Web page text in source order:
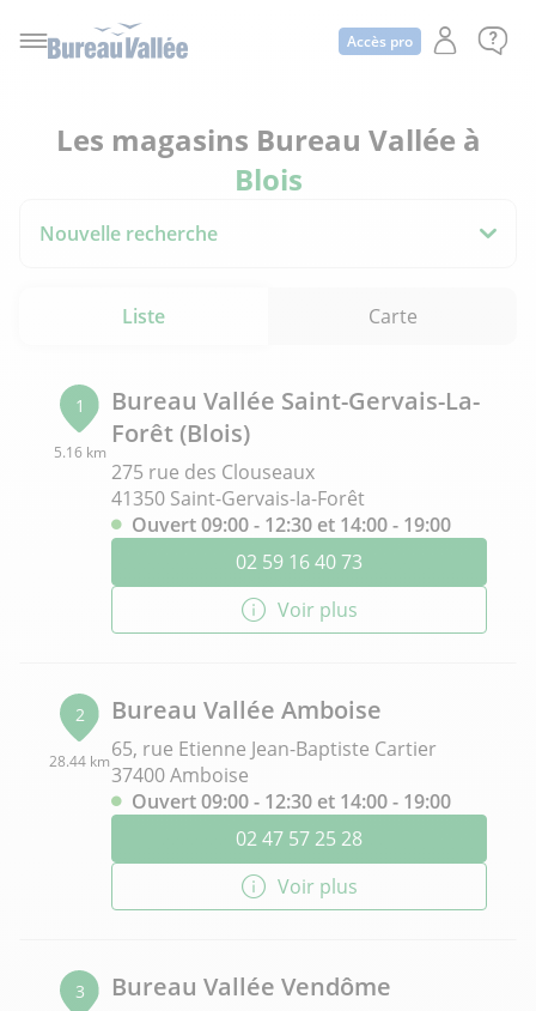
Accès pro
Les magasins Bureau Vallée à
Blois
Nouvelle recherche
Liste Carte
1
5.16 km
Bureau Vallée Saint-Gervais-La-
Forêt (Blois)
275 rue des Clouseaux
41350 Saint-Gervais-Ia-Forêt
Ouvert 09:00 - 12:30 et 14:00 - 19:00
02 59 16 40 73
Voir plus
2
28.44 km
Bureau Vallée Amboise
65, rue Etienne Jean-Baptiste Cartier
37400 Amboise
Ouvert 09:00 - 12:30 et 14:00 - 19:00
02 47 57 25 28
Voir plus
3 Bureau Vallée Vendôme